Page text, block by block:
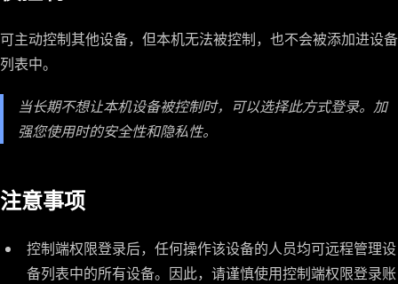
可主动控制其他设备，但本机无法被控制，也不会被添加进设备
列表中。
当长期不想让本机设备被控制时，可以选择此方式登录。加
强您使用时的安全性和隐私性。
注意事项
控制端权限登录后，任何操作该设备的人员均可远程管理设
备列表中的所有设备。因此，请谨慎使用控制端权限登录账